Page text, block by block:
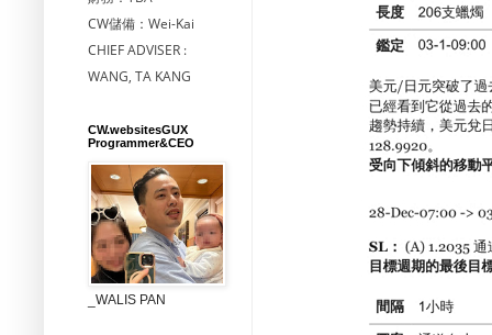
CW儲備：Wei-Kai
CHIEF ADVISER :
WANG, TA KANG
CW.websitesGUX
Programmer&CEO
_WALIS PAN